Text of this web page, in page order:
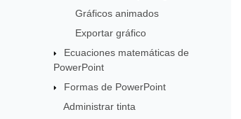
Gráficos animados
Exportar gráfico
Ecuaciones matemáticas de
PowerPoint
Formas de PowerPoint
Administrar tinta